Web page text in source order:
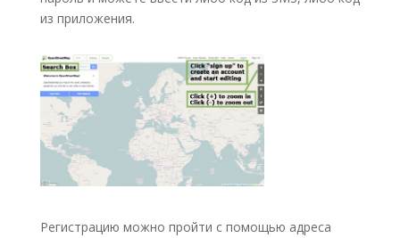
из приложения.
Регистрацию можно пройти с помощью адреса